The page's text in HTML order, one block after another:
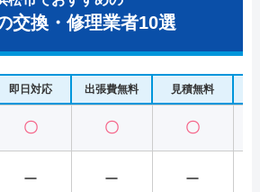
交換・修理業者10選
即日対応 出張費無料 見積無料
〇 〇 〇
ー ー ー